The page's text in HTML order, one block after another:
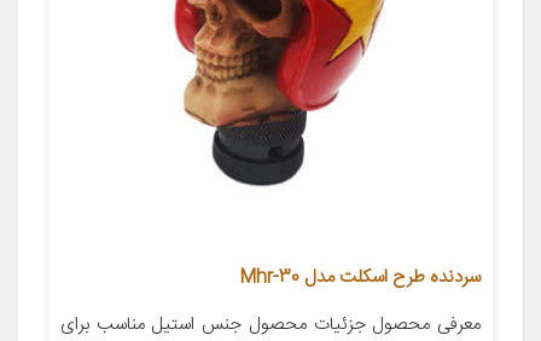
سردنده طرح اسکلت مدل Mhr-30
معرفی محصول جزئیات محصول جنس استیل مناسب برای